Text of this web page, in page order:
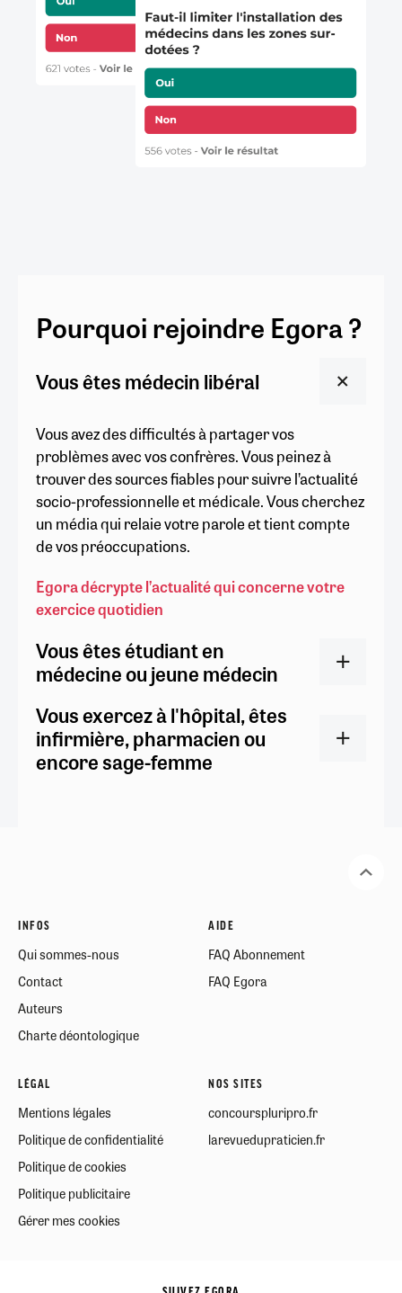
Pourquoi rejoindre Egora ?
Vous êtes médecin libéral
Vous avez des difficultés à partager vos
problèmes avec vos confrères. Vous peinez à
trouver des sources fiables pour suivre l’actualité
socio-professionnelle et médicale. Vous cherchez
un média qui relaie votre parole et tient compte
de vos préoccupations.
Egora décrypte l’actualité qui concerne votre
exercice quotidien
Vous êtes étudiant en
médecine ou jeune médecin
Vous exercez à l'hôpital, êtes
infirmière, pharmacien ou
encore sage-femme
INFOS
Qui sommes-nous
Contact
Auteurs
Charte déontologique
AIDE
FAQ Abonnement
FAQ Egora
LÉGAL
Mentions légales
Politique de confidentialité
Politique de cookies
Politique publicitaire
Gérer mes cookies
NOS SITES
concourspluripro.fr
larevuedupraticien.fr